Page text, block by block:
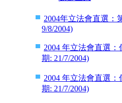
2004年立法會直選：
9/8/2004)
2004 年立法會直選
期: 21/7/2004)
2004 年立法會直選
期: 21/7/2004)